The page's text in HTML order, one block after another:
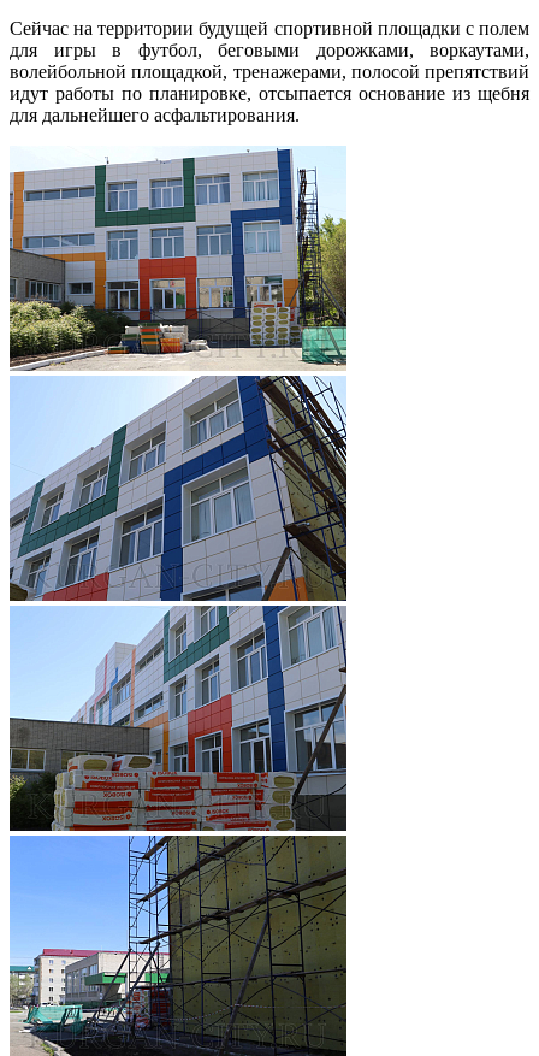
Сейчас на территории будущей спортивной площадки с полем
для игры в футбол, беговыми дорожками, воркаутами,
волейбольной площадкой, тренажерами, полосой препятствий
идут работы по планировке, отсыпается основание из щебня
для дальнейшего асфальтирования.